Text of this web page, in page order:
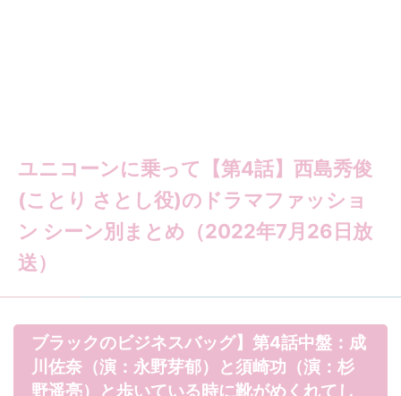
ユニコーンに乗って【第4話】西島秀俊
(ことり さとし役)のドラマファッショ
ン シーン別まとめ（2022年7月26日放
送）
ブラックのビジネスバッグ】第4話中盤：成
川佐奈（演：永野芽郁）と須崎功（演：杉
野遥亮）と歩いている時に靴がめくれてし